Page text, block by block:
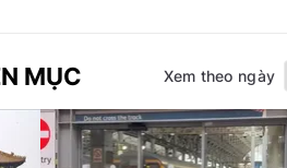
MỤC Xem theo ngày